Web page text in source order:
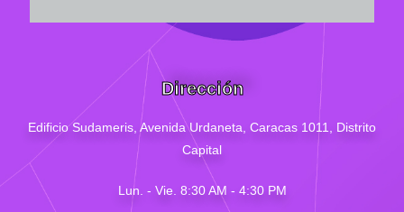
Dirección
Edificio Sudameris, Avenida Urdaneta, Caracas 1011, Distrito
Capital
Lun. - Vie. 8:30 AM - 4:30 PM